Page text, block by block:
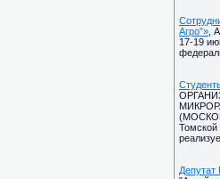
Агро”» ,
17-19
Томской
Депутат